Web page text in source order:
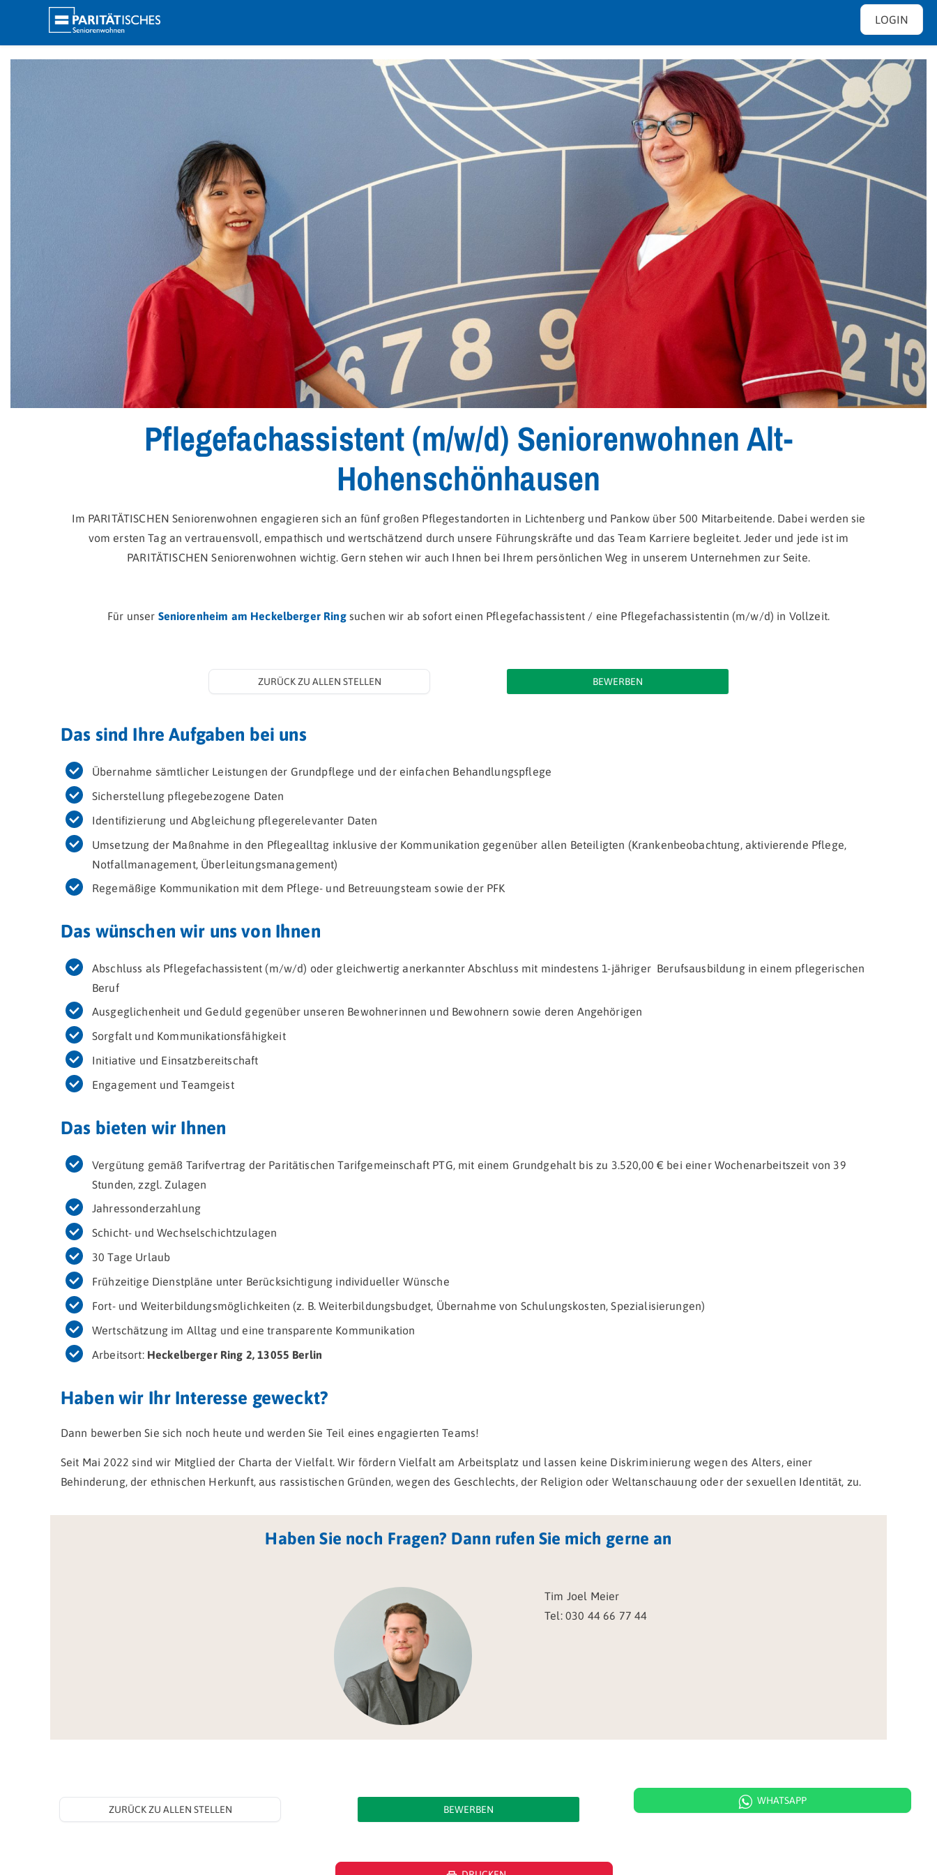
LOGIN
Pflegefachassistent (m/w/d) Seniorenwohnen Alt-
Hohenschönhausen
Im PARITÄTISCHEN Seniorenwohnen engagieren sich an fünf großen Pflegestandorten in Lichtenberg und Pankow über 500 Mitarbeitende. Dabei werden sie
vom ersten Tag an vertrauensvoll, empathisch und wertschätzend durch unsere Führungskräfte und das Team Karriere begleitet. Jeder und jede ist im
PARITÄTISCHEN Seniorenwohnen wichtig. Gern stehen wir auch Ihnen bei Ihrem persönlichen Weg in unserem Unternehmen zur Seite.
Für unser Seniorenheim am Heckelberger Ringsuchen wir ab sofort einen Pflegefachassistent / eine Pflegefachassistentin (m/w/d) in Vollzeit.
ZURÜCK ZU ALLEN STELLEN BEWERBEN
Das sind Ihre Aufgaben bei uns
Übernahme sämtlicher Leistungen der Grundpflege und der einfachen Behandlungspflege
Sicherstellung pflegebezogene Daten
Identifizierung und Abgleichung pflegerelevanter Daten
Umsetzung der Maßnahme in den Pflegealltag inklusive der Kommunikation gegenüber allen Beteiligten (Krankenbeobachtung, aktivierende Pflege,
Notfallmanagement, Überleitungsmanagement)
Regemäßige Kommunikation mit dem Pflege- und Betreuungsteam sowie der PFK
Das wünschen wir uns von Ihnen
Abschluss als Pflegefachassistent (m/w/d) oder gleichwertig anerkannter Abschluss mit mindestens 1-jähriger Berufsausbildung in einem pflegerischen
Beruf
Ausgeglichenheit und Geduld gegenüber unseren Bewohnerinnen und Bewohnern sowie deren Angehörigen
Sorgfalt und Kommunikationsfähigkeit
Initiative und Einsatzbereitschaft
Engagement und Teamgeist
Das bieten wir Ihnen
Vergütung gemäß Tarifvertrag der Paritätischen Tarifgemeinschaft PTG, mit einem Grundgehalt bis zu 3.520,00 € bei einer Wochenarbeitszeit von 39
Stunden, zzgl. Zulagen
Jahressonderzahlung
Schicht- und Wechselschichtzulagen
30 Tage Urlaub
Frühzeitige Dienstpläne unter Berücksichtigung individueller Wünsche
Fort- und Weiterbildungsmöglichkeiten (z. B. Weiterbildungsbudget, Übernahme von Schulungskosten, Spezialisierungen)
Wertschätzung im Alltag und eine transparente Kommunikation
Arbeitsort: Heckelberger Ring 2, 13055 Berlin
Haben wir Ihr Interesse geweckt?
Dann bewerben Sie sich noch heute und werden Sie Teil eines engagierten Teams!
Seit Mai 2022 sind wir Mitglied der Charta der Vielfalt. Wir fördern Vielfalt am Arbeitsplatz und lassen keine Diskriminierung wegen des Alters, einer
Behinderung, der ethnischen Herkunft, aus rassistischen Gründen, wegen des Geschlechts, der Religion oder Weltanschauung oder der sexuellen Identität, zu.
Haben Sie noch Fragen? Dann rufen Sie mich gerne an
Tim Joel Meier
Tel: 030 44 66 77 44
ZURÜCK ZU ALLEN STELLEN BEWERBEN
WHATSAPP